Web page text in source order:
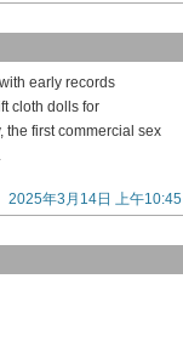
early records
cloth dolls for
first commercial sex
2025年3月14日 上午10:45